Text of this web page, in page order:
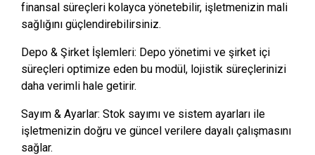
finansal süreçleri kolayca yönetebilir, işletmenizin mali
sağlığını güçlendirebilirsiniz.
Depo & Şirket İşlemleri: Depo yönetimi ve şirket içi
süreçleri optimize eden bu modül, lojistik süreçlerinizi
daha verimli hale getirir.
Sayım & Ayarlar: Stok sayımı ve sistem ayarları ile
işletmenizin doğru ve güncel verilere dayalı çalışmasını
sağlar.